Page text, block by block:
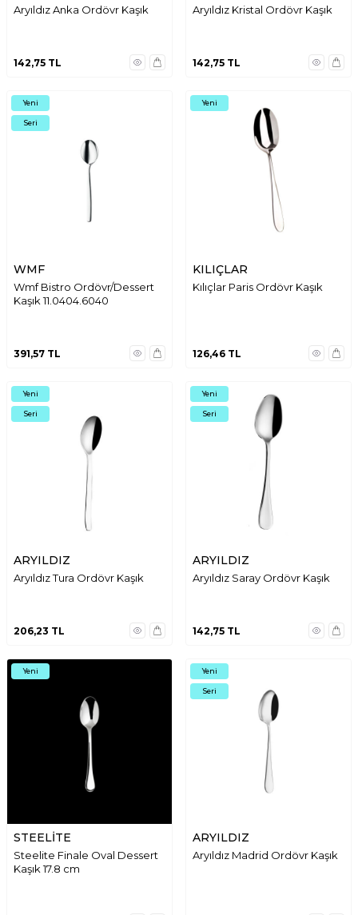
Aryıldız Anka Ordövr Kaşık
142,75 TL
Aryıldız Kristal Ordövr Kaşık
142,75 TL
Yeni
Seri
WMF
Wmf Bistro Ordövr/Dessert
Kaşık 11.0404.6040
391,57 TL
Yeni
KILIÇLAR
Kılıçlar Paris Ordövr Kaşık
126,46 TL
Yeni
Seri
ARYILDIZ
Aryıldız Tura Ordövr Kaşık
206,23 TL
Yeni
Seri
ARYILDIZ
Aryıldız Saray Ordövr Kaşık
142,75 TL
Yeni
STEELİTE
Steelite Finale Oval Dessert
Kaşık 17.8 cm
Yeni
Seri
ARYILDIZ
Aryıldız Madrid Ordövr Kaşık